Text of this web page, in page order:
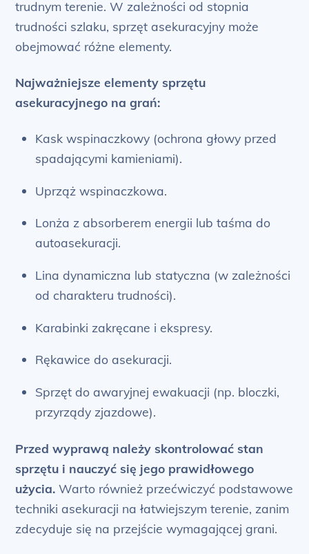
trudnym terenie. W zależności od stopnia
trudności szlaku, sprzęt asekuracyjny może
obejmować różne elementy.
Najważniejsze elementy sprzętu
asekuracyjnego na grań:
Kask wspinaczkowy (ochrona głowy przed
spadającymi kamieniami).
Uprząż wspinaczkowa.
Lonża z absorberem energii lub taśma do
autoasekuracji.
Lina dynamiczna lub statyczna (w zależności
od charakteru trudności).
Karabinki zakręcane i ekspresy.
Rękawice do asekuracji.
Sprzęt do awaryjnej ewakuacji (np. bloczki,
przyrządy zjazdowe).
Przed wyprawą należy skontrolować stan
sprzętu i nauczyć się jego prawidłowego
użycia. Warto również przećwiczyć podstawowe
techniki asekuracji na łatwiejszym terenie, zanim
zdecyduje się na przejście wymagającej grani.